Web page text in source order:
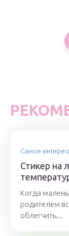
Самое
Стикер на
Когда
родителем
облегчить...